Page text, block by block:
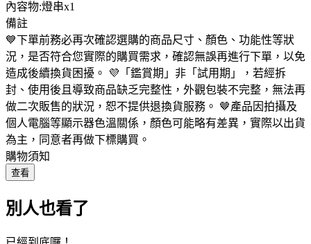
內容物:燈串x1
備註
💙下單前務必再次確認選購的商品尺寸、顏色、功能性等狀
況，是否符合您實際的購買需求，確認無誤再進行下單，以免
造成後續換貨困擾。 💜「鑑賞期」非「試用期」，若經拆
封、使用後且導致商品缺乏完整性，外觀包裝不完整，無法再
做二次販售的狀況，恕不提供退換貨服務。 🤎產品因拍攝及
個人電腦等顯示器色溫關係，顏色可能略有差異，實際以出貨
為主，同意者再做下標購買。
購物須知
查看
別人也看了